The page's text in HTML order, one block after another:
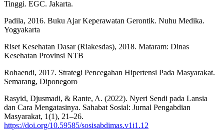
Tinggi. EGC. Jakarta.
Padila, 2016. Buku Ajar Keperawatan Gerontik. Nuhu Medika.
Yogyakarta
Riset Kesehatan Dasar (Riakesdas), 2018. Mataram: Dinas
Kesehatan Provinsi NTB
Rohaendi, 2017. Strategi Pencegahan Hipertensi Pada Masyarakat.
Semarang, Diponegoro
Rasyid, Djusmadi, & Rante, A. (2022). Nyeri Sendi pada Lansia
dan Cara Mengatasinya. Sahabat Sosial: Jurnal Pengabdian
Masyarakat, 1(1), 21–26.
https://doi.org/10.59585/sosisabdimas.v1i1.12